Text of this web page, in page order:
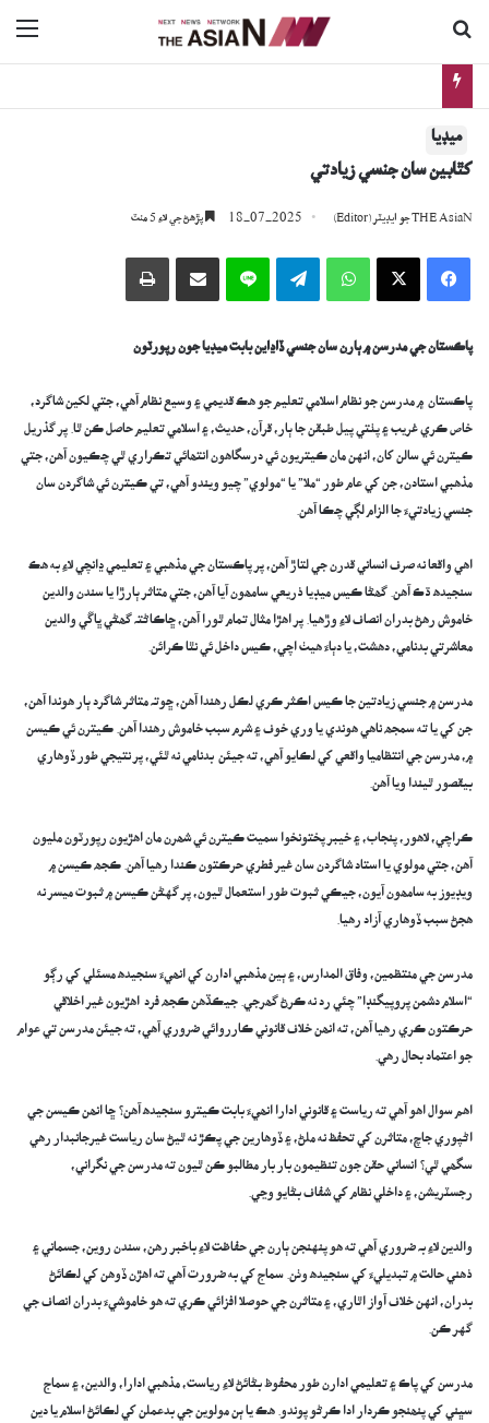
ميڊيا
کُٿابين سان جنسي زيادتي
THE AsiaN جو ايڊيٽر (Editor) 18-07-2025 پڙھڻ جي لاءِ 5 منٽ
Facebook
X
WhatsApp
Telegram
Line اي ميل وسيلي ونڊيو پرنٽ
پاڪستان جي مدرسن ۾ ٻارن سان جنسي ڏاڍاين بابت ميڊيا جون رپورٽون
پاڪستان ۾ مدرسن جو نظام اسلامي تعليم جو هڪ قديمي ۽ وسيع نظام آهي، جتي لکين شاگرد،
خاص ڪري غريب ۽ پٺتي پيل طبقن جا ٻار، قرآن، حديث، ۽ اسلامي تعليم حاصل ڪن ٿا. پر گذريل
ڪيترن ئي سالن کان، انهن مان ڪيتريون ئي درسگاهون انتھائي تڪراري ٿي چڪيون آهن، جتي
مذهبي استادن، جن کي عام طور “ملا” يا “مولوي” چيو ويندو آهي، تي ڪيترن ئي شاگردن سان
جنسي زيادتيءَ جا الزام لڳي چڪا آهن.
اهي واقعا نه صرف انساني قدرن جي لتاڙ آهن، پر پاڪستان جي مذهبي ۽ تعليمي ڍانچي لاءِ به هڪ
سنجيده ڌڪ آهن. گھڻا ڪيس ميڊيا ذريعي سامھون آيا آهن، جتي متاثر ٻارڙا يا سندن والدين
خاموش رهڻ بدران انصاف لاءِ وڙهيا. پر اهڙا مثال تمام ٿورا آهن، ڇاڪاڻ⁠تہ گھڻي ڀاڱي والدين
معاشرتي بدنامي، دهشت، يا دٻاءَ هيٺ اچي، ڪيس داخل ئي نٿا ڪرائن.
مدرسن ۾ جنسي زيادتين جا ڪيس اڪثر ڪري لڪل رهندا آهن، ڇو⁠تہ متاثر شاگرد ٻار هوندا آهن،
جن کي يا ته سمجھ ناهي هوندي يا وري خوف ۽ شرم سبب خاموش رهندا آهن. ڪيترن ئي ڪيسن
۾، مدرسن جي انتظاميا واقعي کي لڪايو آهي، ته جيئن بدنامي نه ٿئي، پر نتيجي طور ڏوهاري
بيقصور ٿيندا ويا آهن.
ڪراچي، لاهور، پنجاب، ۽ خيبر پختونخوا سميت ڪيترن ئي شھرن مان اهڙيون رپورٽون مليون
آهن، جتي مولوي يا استاد شاگردن سان غير فطري حرڪتون ڪندا رهيا آهن. ڪجھ ڪيسن ۾
ويڊيوز به سامھون آيون، جيڪي ثبوت طور استعمال ٿيون، پر گهڻن ڪيسن ۾ ثبوت ميسر نه
هجڻ سبب ڏوهاري آزاد رهيا.
مدرسن جي منتظمين، وفاق المدارس، ۽ ٻين مذهبي ادارن کي انھيءَ سنجيده مسئلي کي رڳو
“اسلام دشمن پروپيگنڊا” چئي رد نه ڪرڻ گھرجي. جيڪڏهن ڪجھ فرد اھڙيون غير اخلاقي
حرڪتون ڪري رهيا آهن، ته انھن خلاف قانوني ڪارروائي ضروري آهي، ته جيئن مدرسن تي عوام
جو اعتماد بحال رهي.
اهم سوال اهو آهي ته رياست ۽ قانوني ادارا انھيءَ بابت ڪيترو سنجيده آهن؟ ڇا انھن ڪيسن جي
اڻپوري جاچ، متاثرن کي تحفظ نه ملڻ، ۽ ڏوهارين جي پڪڙ نه ٿيڻ سان رياست غيرجانبدار رهي
سگھي ٿي؟ انساني حقن جون تنظيمون بار بار مطالبو ڪن ٿيون ته مدرسن جي نگراني،
رجسٽريشن، ۽ داخلي نظام کي شفاف بڻايو وڃي.
والدين لاءِ بہ ضروري آهي ته هو پنهنجن ٻارن جي حفاظت لاءِ باخبر رهن، سندن روين، جسماني ۽
ذهني حالت ۾ تبديليءَ کي سنجيده وٺن. سماج کي به ضرورت آهي ته اهڙن ڏوهن کي لڪائڻ
بدران، انهن خلاف آواز اٿاري، ۽ متاثرن جي حوصلا افزائي ڪري ته هو خاموشيءَ بدران انصاف جي
گهر ڪن.
مدرسن کي پاڪ ۽ تعليمي ادارن طور محفوظ بڻائڻ لاءِ رياست، مذهبي ادارا، والدين، ۽ سماج
سڀني کي پنھنجو ڪردار ادا ڪرڻو پوندو. هڪ يا ٻن مولوين جي بدعملن کي لڪائڻ اسلام يا دين